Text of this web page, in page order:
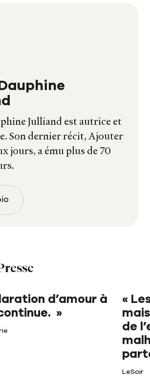
Julliand est autrice et
Son dernier récit, Ajouter
jours, a ému plus de 70
d’amour à
»
«
de
LeSoir